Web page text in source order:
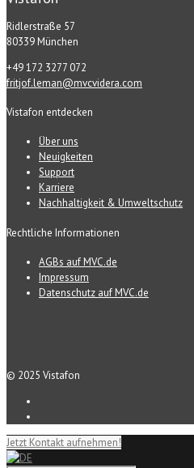
Ridlerstraße 57
80339 München
+49 172 3277 072
fritjof.leman@mvcvidera.com
Vistafon entdecken
Über uns
Neuigkeiten
Support
Karriere
Nachhaltigkeit & Umweltschutz
Rechtliche Informationen
AGBs auf MVC.de
Impressum
Datenschutz auf MVC.de
© 2025 Vistafon
Jetzt Kontakt aufnehmen!